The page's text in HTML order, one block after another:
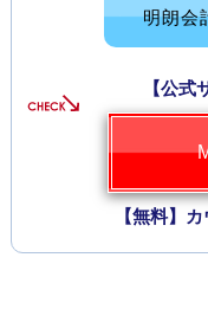
明朗会
【公
【無料】